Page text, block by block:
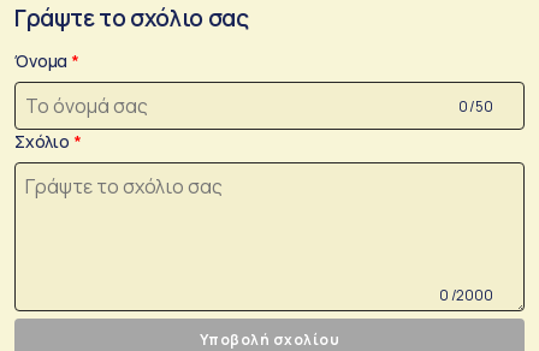
Γράψτε το σχόλιο σας
Όνομα
0 /50
Σχόλιο
0 /2000
Υποβολή σχολίου